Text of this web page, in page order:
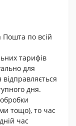
Пошта по всій
тарифів
для
дня.
тощо), то час
час